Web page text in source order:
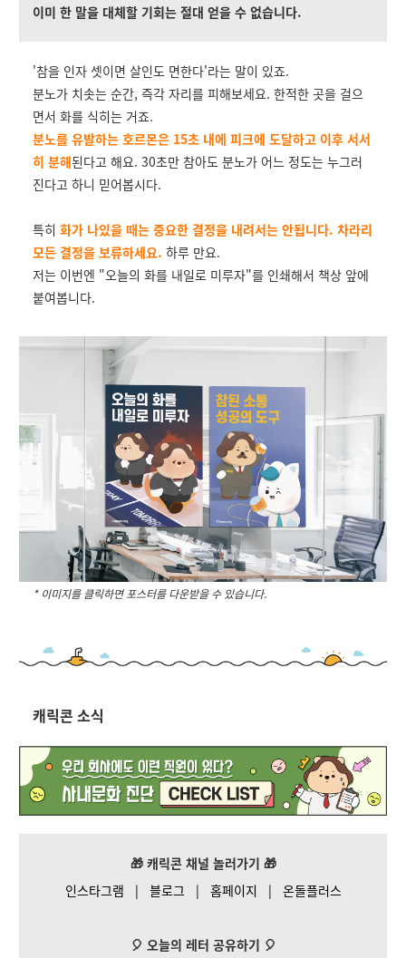
이미 한 말을 대체할 기회는 절대 얻을 수 없습니다.
'참을 인자 셋이면 살인도 면한다'라는 말이 있죠.
분노가 치솟는 순간, 즉각 자리를 피해보세요. 한적한 곳을 걸으
면서 화를 식히는 거죠.
분노를 유발하는 호르몬은 15초 내에 피크에 도달하고 이후 서서
히 분해된다고 해요. 30초만 참아도 분노가 어느 정도는 누그러
진다고 하니 믿어봅시다.
특히 화가 나있을 때는 중요한 결정을 내려서는 안됩니다. 차라리
모든 결정을 보류하세요. 하루 만요.
저는 이번엔 "오늘의 화를 내일로 미루자"를 인쇄해서 책상 앞에
붙여봅니다.
* 이미지를 클릭하면 포스터를 다운받을 수 있습니다.
캐릭콘 소식
🎁 캐릭콘 채널 놀러가기 🎁
인스타그램 | 블로그 | 홈페이지 | 온돌플러스
🎈 오늘의 레터 공유하기 🎈